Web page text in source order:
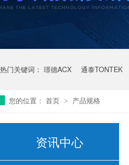
热门关键词： 璟德ACX 通泰TONTEK
您的位置： 首页 > 产品规格
资讯中心